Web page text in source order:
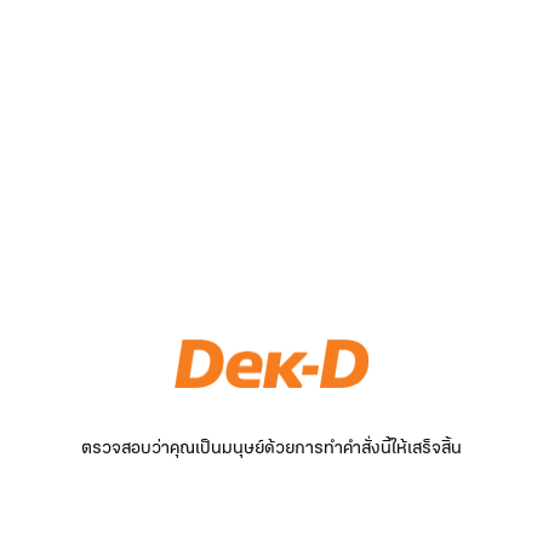
ตรวจสอบว่าคุณเป็นมนุษย์ด้วยการทำคำสั่งนี้ให้เสร็จสิ้น